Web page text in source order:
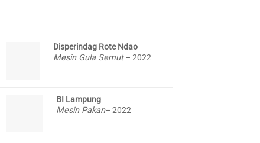
Disperindag Rote Ndao
Mesin Gula Semut– 2022
BI Lampung
Mesin Pakan– 2022